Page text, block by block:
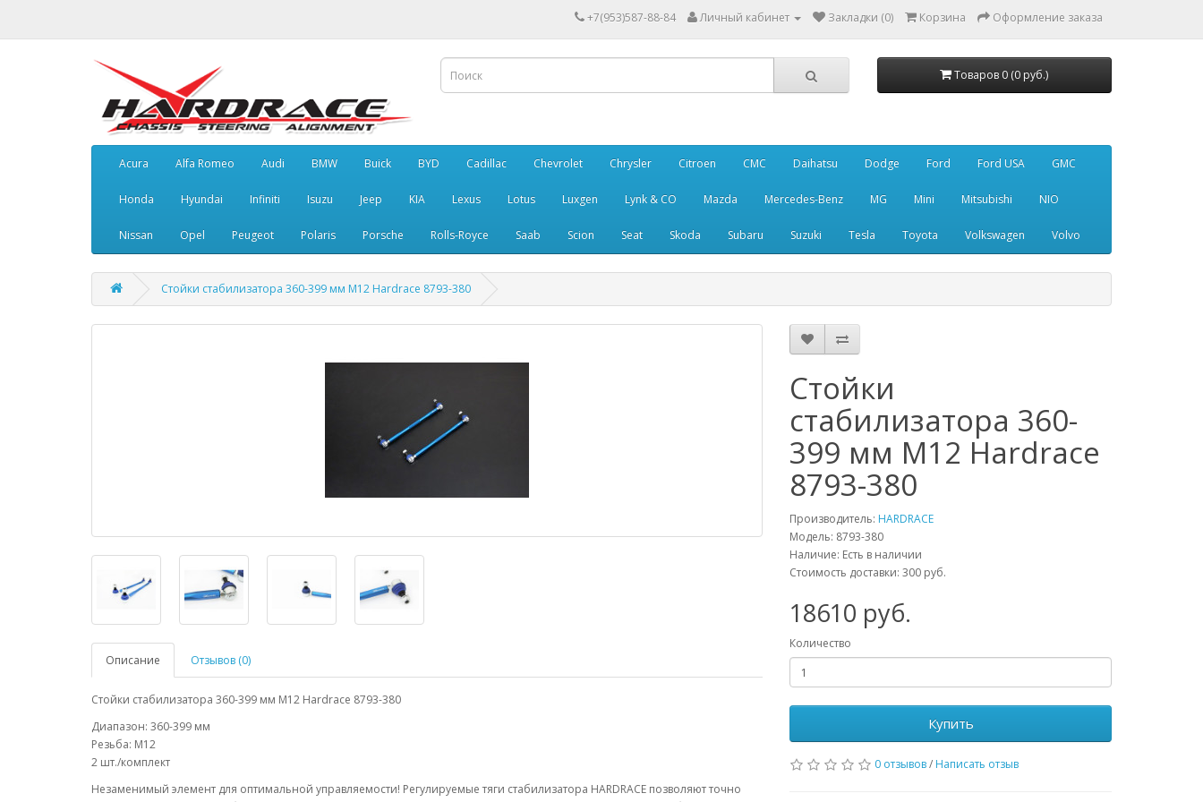
+7(953)587-88-84 Личный кабинет Закладки (0) Корзина Оформление заказа
Товаров 0 (0 руб.)
Acura Alfa Romeo Audi BMW Buick BYD Cadillac Chevrolet Chrysler Citroen CMC Daihatsu Dodge Ford Ford USA GMC
Honda Hyundai Infiniti Isuzu Jeep KIA Lexus Lotus Luxgen Lynk & CO Mazda Mercedes-Benz MG Mini Mitsubishi NIO
Nissan Opel Peugeot Polaris Porsche Rolls-Royce Saab Scion Seat Skoda Subaru Suzuki Tesla Toyota Volkswagen Volvo
Стойки стабилизатора 360-399 мм М12 Hardrace 8793-380
Описание Отзывов (0)
Стойки стабилизатора 360-399 мм М12 Hardrace 8793-380
Диапазон: 360-399 мм
Резьба: М12
2 шт./комплект
Незаменимый элемент для оптимальной управляемости! Регулируемые тяги стабилизатора HARDRACE позволяют точно
Стойки
стабилизатора 360-
399 мм М12 Hardrace
8793-380
Производитель: HARDRACE
Модель: 8793-380
Наличие: Есть в наличии
Стоимость доставки: 300 руб.
18610 руб.
Количество
Купить
0 отзывов/ Написать отзыв